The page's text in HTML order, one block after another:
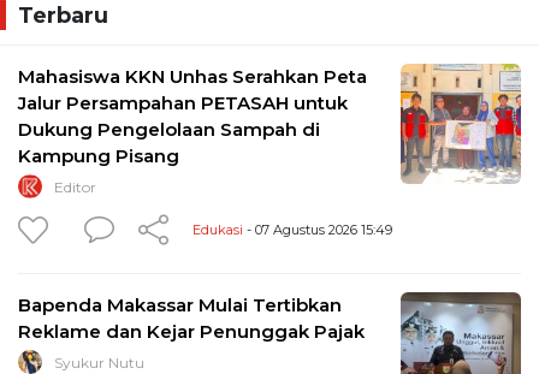
Terbaru
Mahasiswa KKN Unhas Serahkan Peta
Jalur Persampahan PETASAH untuk
Dukung Pengelolaan Sampah di
Kampung Pisang
Editor
Edukasi - 07 Agustus 2026 15:49
Bapenda Makassar Mulai Tertibkan
Reklame dan Kejar Penunggak Pajak
Syukur Nutu